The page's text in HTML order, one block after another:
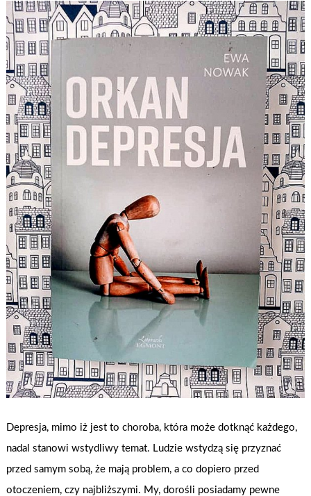
Depresja, mimo iż jest to choroba, która może dotknąć każdego,
nadal stanowi wstydliwy temat. Ludzie wstydzą się przyznać
przed samym sobą, że mają problem, a co dopiero przed
otoczeniem, czy najbliższymi. My, dorośli posiadamy pewne